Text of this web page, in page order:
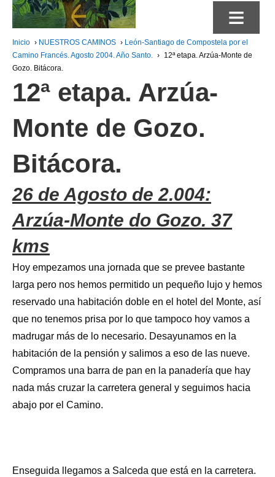
≡
Inicio › NUESTROS CAMINOS › León-Santiago de Compostela por el
Camino Francés. Agosto 2004. Año Santo. › 12ª etapa. Arzúa-Monte de
Gozo. Bitácora.
12ª etapa. Arzúa-
Monte de Gozo.
Bitácora.
26 de Agosto de 2.004:
Arzúa-Monte do Gozo. 37
kms
Hoy empezamos una jornada que se prevee bastante
larga pero nos hemos permitido un pequeño lujo y hemos
reservado una habitación doble en el hotel del Monte, así
que no tenemos prisa por lo que tampoco hoy vamos a
madrugar más de lo necesario. Desayunamos en la
habitación de la pensión y salimos a eso de las nueve.
Compramos una barra de pan en la panadería que hay
nada más cruzar la carretera general y seguimos hacia
abajo por el Camino.
Enseguida llegamos a Salceda que está en la carretera.